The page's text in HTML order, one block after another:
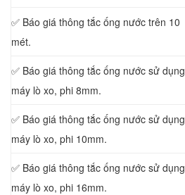
✅ Báo giá thông tắc ống nước trên 10
mét.
✅ Báo giá thông tắc ống nước sử dụng
máy lò xo, phi 8mm.
✅ Báo giá thông tắc ống nước sử dụng
máy lò xo, phi 10mm.
✅ Báo giá thông tắc ống nước sử dụng
máy lò xo, phi 16mm.